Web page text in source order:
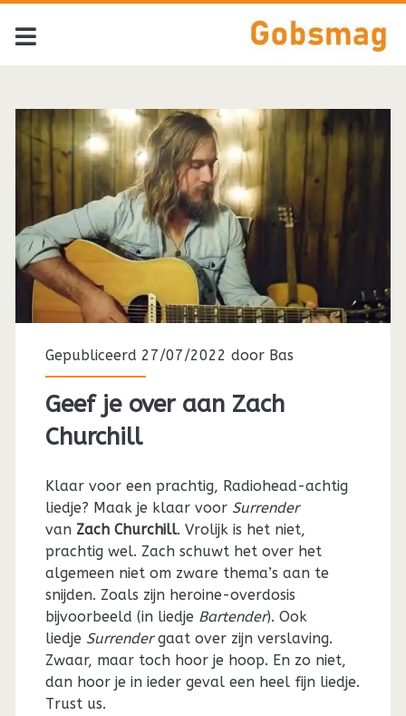
Gepubliceerd 27/07/2022 door Bas
Geef je over aan Zach
Churchill
Klaar voor een prachtig, Radiohead-achtig
liedje? Maak je klaar voor Surrender
van Zach Churchill. Vrolijk is het niet,
prachtig wel. Zach schuwt het over het
algemeen niet om zware thema’s aan te
snijden. Zoals zijn heroine-overdosis
bijvoorbeeld (in liedje Bartender). Ook
liedje Surrendergaat over zijn verslaving.
Zwaar, maar toch hoor je hoop. En zo niet,
dan hoor je in ieder geval een heel fijn liedje.
Trust us.